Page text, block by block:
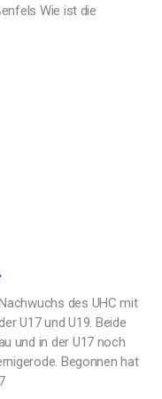
Wie ist die
des UHC mit
U17 und U19. Beide
und in der U17 noch
Begonnen hat